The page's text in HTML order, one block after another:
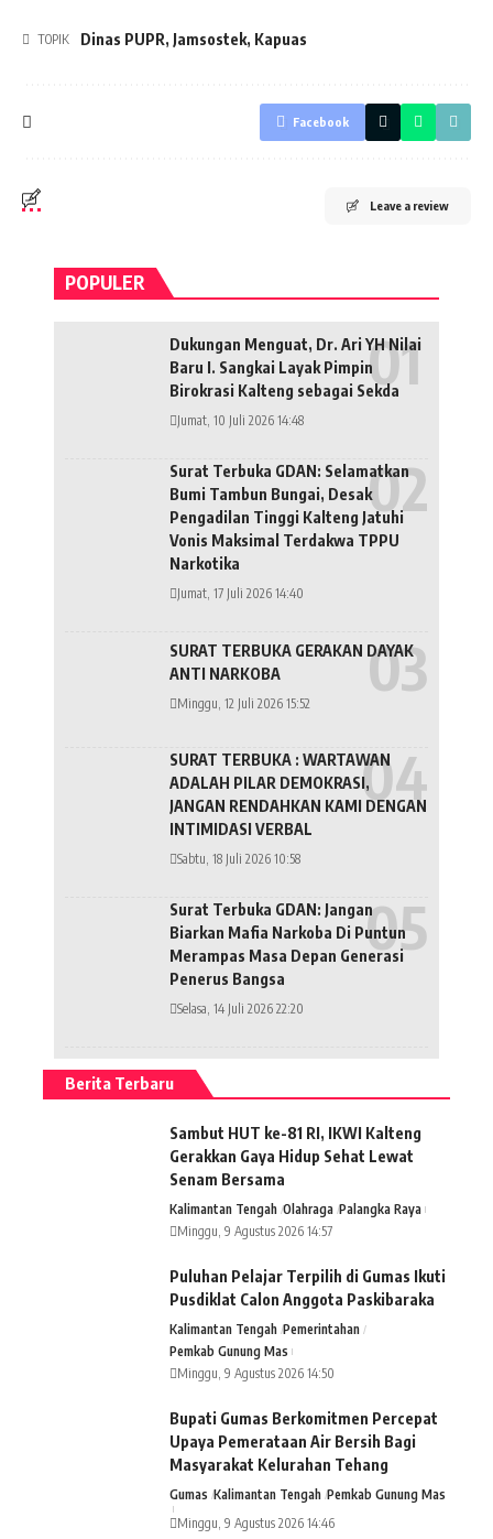
TOPIK Dinas PUPR, Jamsostek, Kapuas
Facebook
Leave a review
POPULER
Dukungan Menguat, Dr. Ari YH Nilai
Baru I. Sangkai Layak Pimpin
Birokrasi Kalteng sebagai Sekda
Jumat, 10 Juli 2026 14:48
Surat Terbuka GDAN: Selamatkan
Bumi Tambun Bungai, Desak
Pengadilan Tinggi Kalteng Jatuhi
Vonis Maksimal Terdakwa TPPU
Narkotika
Jumat, 17 Juli 2026 14:40
SURAT TERBUKA GERAKAN DAYAK
ANTI NARKOBA
Minggu, 12 Juli 2026 15:52
SURAT TERBUKA : WARTAWAN
ADALAH PILAR DEMOKRASI,
JANGAN RENDAHKAN KAMI DENGAN
INTIMIDASI VERBAL
Sabtu, 18 Juli 2026 10:58
Surat Terbuka GDAN: Jangan
Biarkan Mafia Narkoba Di Puntun
Merampas Masa Depan Generasi
Penerus Bangsa
Selasa, 14 Juli 2026 22:20
Berita Terbaru
Sambut HUT ke-81 RI, IKWI Kalteng
Gerakkan Gaya Hidup Sehat Lewat
Senam Bersama
Kalimantan Tengah Olahraga Palangka Raya
Minggu, 9 Agustus 2026 14:57
Puluhan Pelajar Terpilih di Gumas Ikuti
Pusdiklat Calon Anggota Paskibaraka
Kalimantan Tengah Pemerintahan
Pemkab Gunung Mas
Minggu, 9 Agustus 2026 14:50
Bupati Gumas Berkomitmen Percepat
Upaya Pemerataan Air Bersih Bagi
Masyarakat Kelurahan Tehang
Gumas Kalimantan Tengah Pemkab Gunung Mas
Minggu, 9 Agustus 2026 14:46